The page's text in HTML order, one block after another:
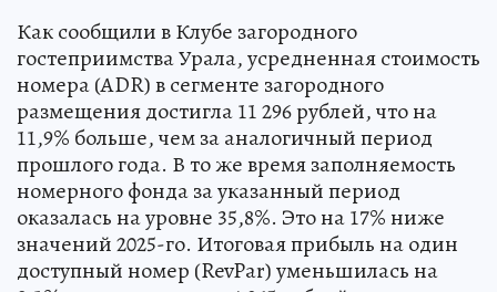
Как сообщили в Клубе загородного
гостеприимства Урала, усредненная стоимость
номера (ADR) в сегменте загородного
размещения достигла 11 296 рублей, что на
11,9% больше, чем за аналогичный период
прошлого года. В то же время заполняемость
номерного фонда за указанный период
оказалась на уровне 35,8%. Это на 17% ниже
значений 2025-го. Итоговая прибыль на один
доступный номер (RevPar) уменьшилась на